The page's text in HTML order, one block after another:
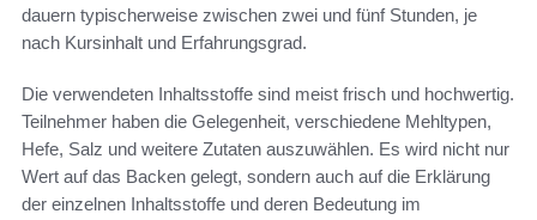
dauern typischerweise zwischen zwei und fünf Stunden, je
nach Kursinhalt und Erfahrungsgrad.
Die verwendeten Inhaltsstoffe sind meist frisch und hochwertig.
Teilnehmer haben die Gelegenheit, verschiedene Mehltypen,
Hefe, Salz und weitere Zutaten auszuwählen. Es wird nicht nur
Wert auf das Backen gelegt, sondern auch auf die Erklärung
der einzelnen Inhaltsstoffe und deren Bedeutung im